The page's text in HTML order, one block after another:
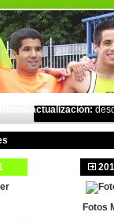
Última actualización:
Fotos